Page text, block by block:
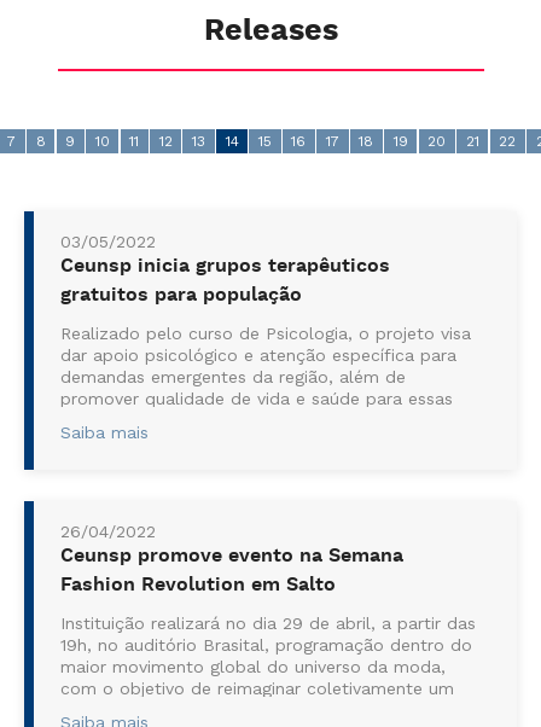
Releases
7 8 9 10 11 12 13 14 15 16 17 18 19 20 21 22
03/05/2022
Ceunsp inicia grupos terapêuticos
gratuitos para população
Realizado pelo curso de Psicologia, o projeto visa
dar apoio psicológico e atenção específica para
demandas emergentes da região, além de
promover qualidade de vida e saúde para essas
Saiba mais
26/04/2022
Ceunsp promove evento na Semana
Fashion Revolution em Salto
Instituição realizará no dia 29 de abril, a partir das
19h, no auditório Brasital, programação dentro do
maior movimento global do universo da moda,
com o objetivo de reimaginar coletivamente um
Saiba mais